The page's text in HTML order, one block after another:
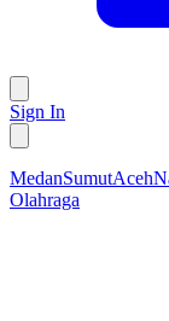
Sign In
MedanSumutAceh
Olahraga